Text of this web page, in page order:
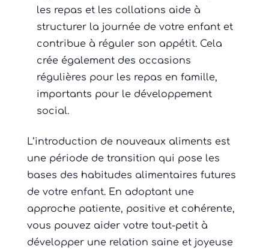
les repas et les collations aide à
structurer la journée de votre enfant et
contribue à réguler son appétit. Cela
crée également des occasions
régulières pour les repas en famille,
importants pour le développement
social.
L’introduction de nouveaux aliments est
une période de transition qui pose les
bases des habitudes alimentaires futures
de votre enfant. En adoptant une
approche patiente, positive et cohérente,
vous pouvez aider votre tout-petit à
développer une relation saine et joyeuse